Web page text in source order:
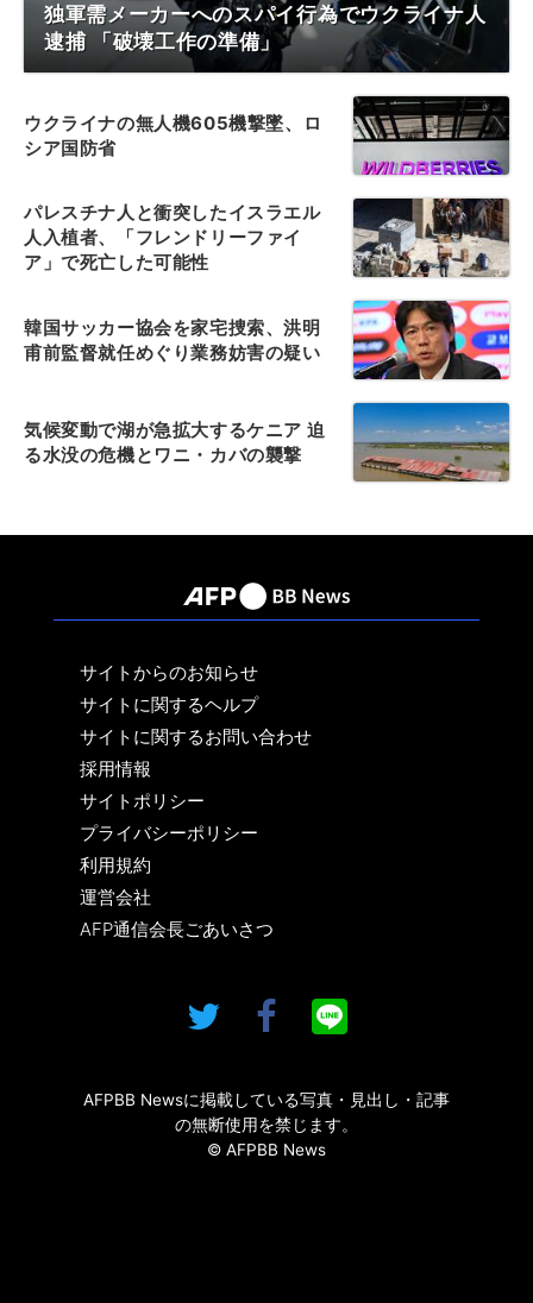
独軍需メーカーへのスパイ行為でウクライナ人
逮捕 「破壊工作の準備」
ウクライナの無人機605機撃墜、ロ
シア国防省
パレスチナ人と衝突したイスラエル
人入植者、「フレンドリーファイ
ア」で死亡した可能性
韓国サッカー協会を家宅捜索、洪明
甫前監督就任めぐり業務妨害の疑い
気候変動で湖が急拡大するケニア 迫
る水没の危機とワニ・カバの襲撃
サイトからのお知らせ
サイトに関するヘルプ
サイトに関するお問い合わせ
採用情報
サイトポリシー
プライバシーポリシー
利用規約
運営会社
AFP通信会長ごあいさつ
AFPBB Newsに掲載している写真・見出し・記事
の無断使用を禁じます。
© AFPBB News